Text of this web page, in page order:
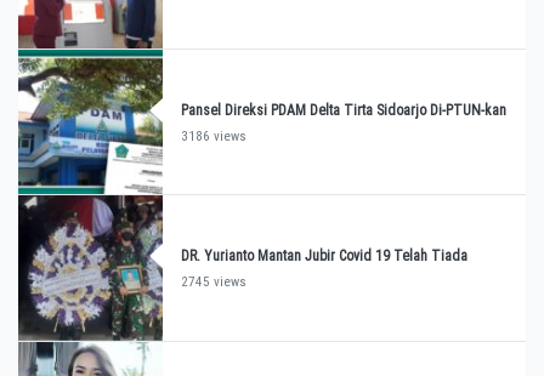
Pansel Direksi PDAM Delta Tirta Sidoarjo Di-PTUN-kan
3186 views
DR. Yurianto Mantan Jubir Covid 19 Telah Tiada
2745 views